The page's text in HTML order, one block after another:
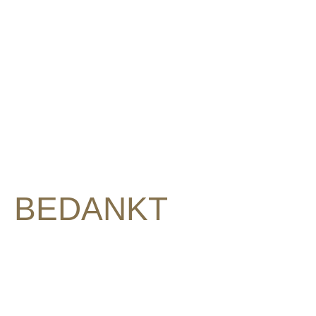
BEDANKT